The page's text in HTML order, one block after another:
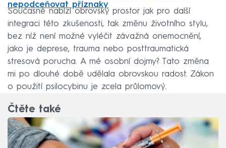
nepodceňovat příznaky
Současně nabízí obrovský prostor jak pro další
integraci této zkušenosti, tak změnu životního stylu,
bez níž není možné vyléčit závažná onemocnění,
jako je deprese, trauma nebo posttraumatická
stresová porucha. A mé osobní dojmy? Tato změna
mi po dlouhé době udělala obrovskou radost. Zákon
o použití psilocybinu je zcela průlomový.
Čtěte také